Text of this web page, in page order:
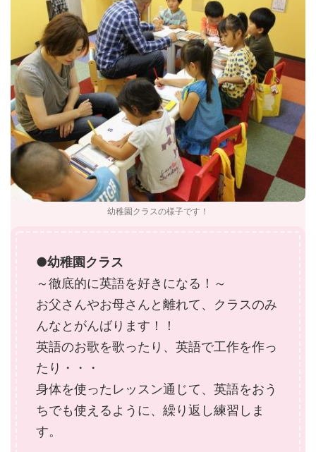
幼稚園クラスの様子です！
●幼稚園クラス
～徹底的に英語を好きになる！～
お父さんやお母さんと離れて、クラスのみ
んなとがんばります！！
英語のお歌を歌ったり、英語で工作を作っ
たり・・・
身体を使ったレッスン通じて、英語をおう
ちでも使えるように、繰り返し練習しま
す。